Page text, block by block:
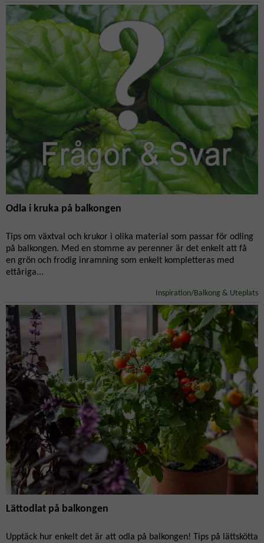
Odla i kruka på balkongen
Tips om växtval och krukor i olika material som passar för odling
på balkongen. Med en stomme av perenner är det enkelt att få
en grön och frodig inramning som enkelt kompletteras med
ettåriga...
Inspiration/Balkong & Uteplats
Lättodlat på balkongen
Upptäck hur enkelt det är att odla på balkongen! Tips på lättskötta